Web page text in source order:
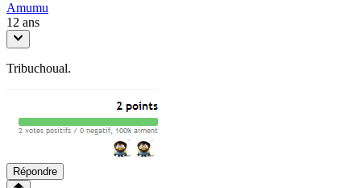
Amumu
12 ans
Tribuchoual.
Répondre